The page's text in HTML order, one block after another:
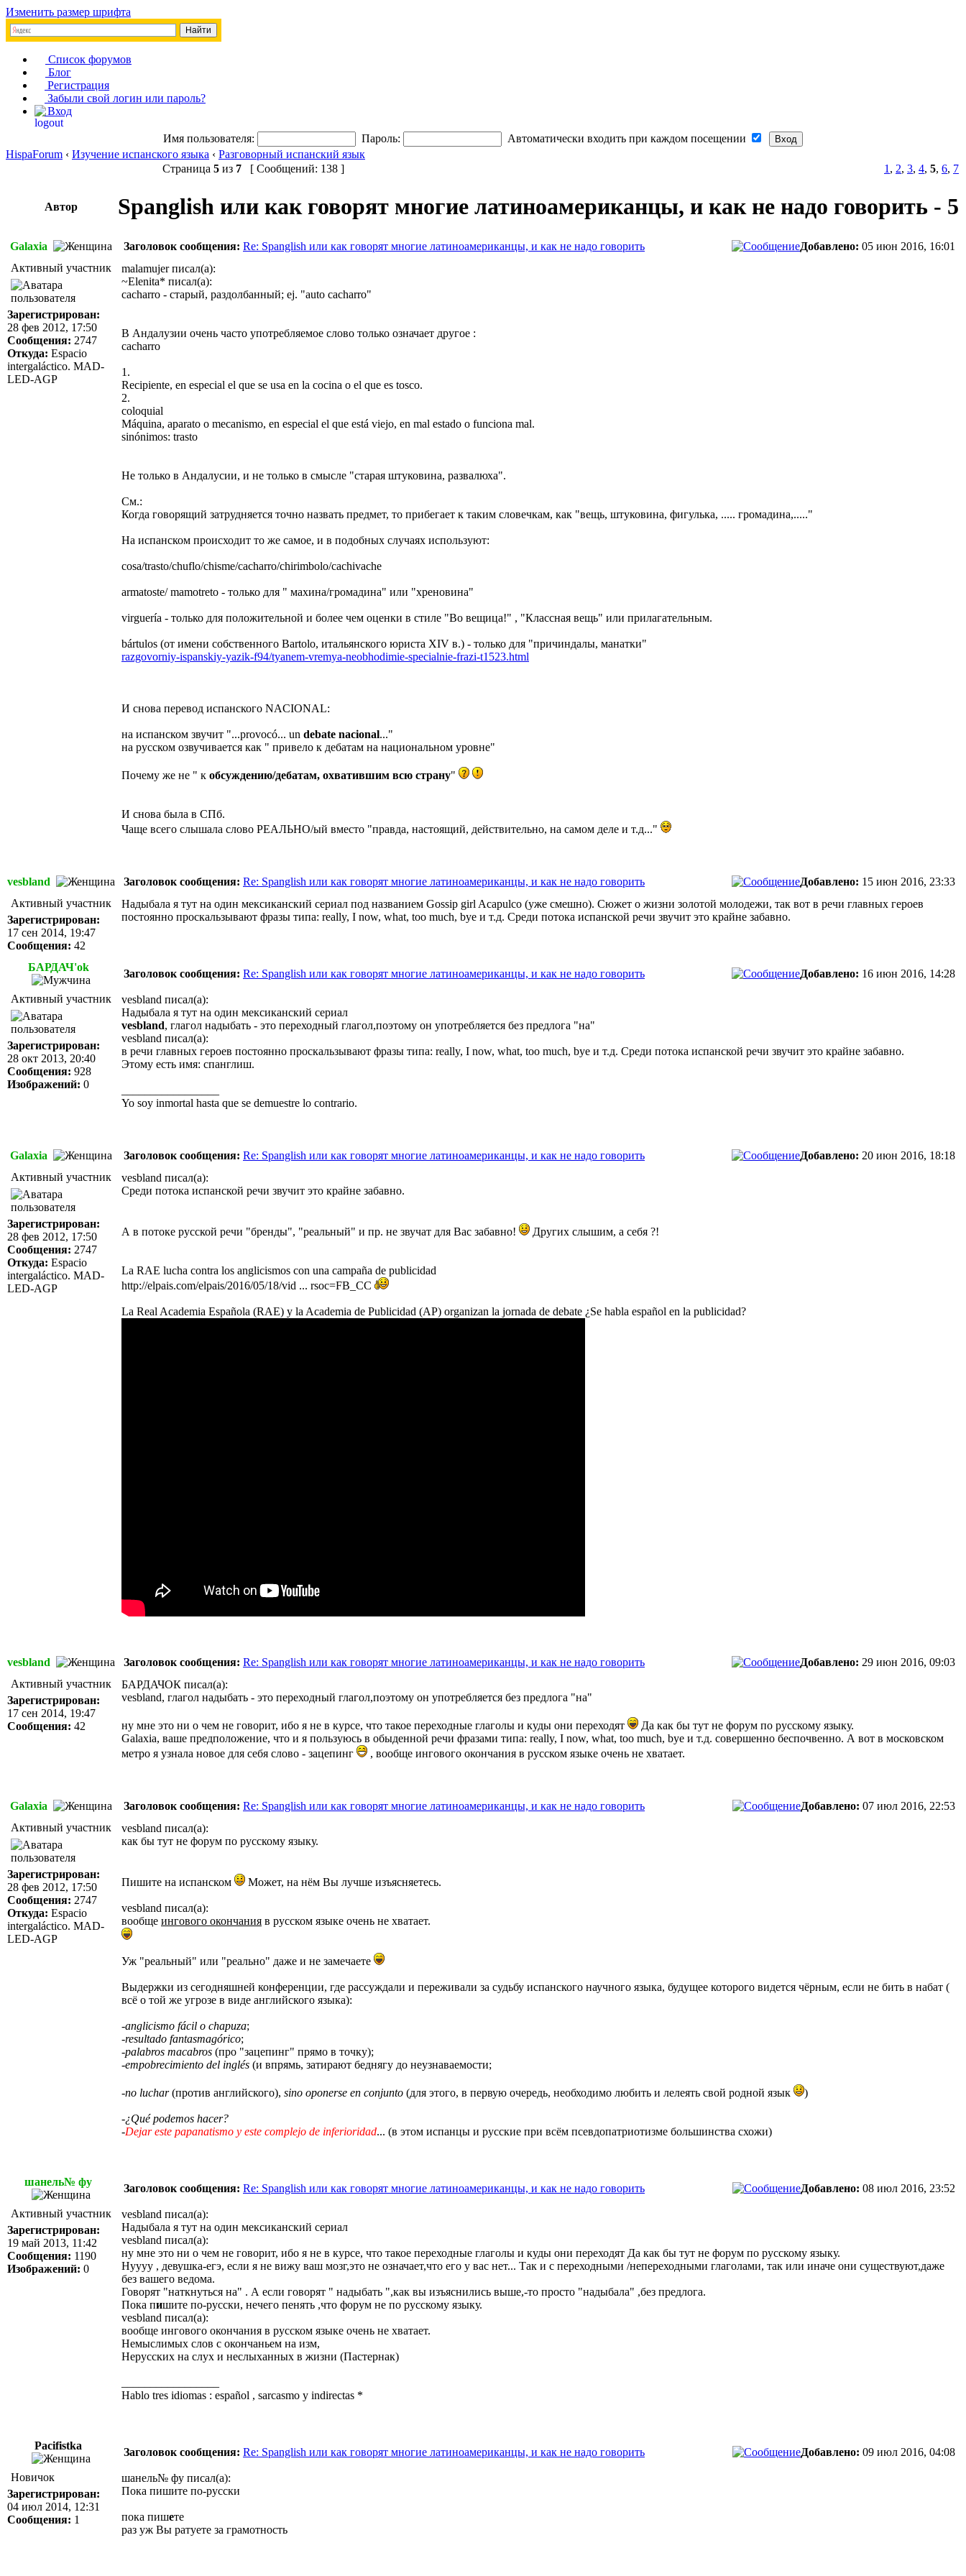
Изменить размер шрифта
Список форумов
Блог
Регистрация
Забыли свой логин или пароль?
Вход
Имя пользователя: Пароль:
Автоматически входить при каждом посещении
HispaForum ‹ Изучение испанского языка ‹ Разговорный испанский язык
Страница 5 из 7 [ Сообщений: 138 ] 1 , 2, 3, 4, 5, 6, 7
Автор Spanglish или как говорят многие латиноамериканцы, и как не надо говорить - 5
Galaxia Заголовок сообщения: Re: Spanglish или как говорят многие латиноамериканцы, и как не надо говорить Добавлено: 05 июн 2016, 16:01
Активный участник
Зарегистрирован:
28 фев 2012, 17:50
Сообщения: 2747
Откуда: Espacio
intergaláctico. MAD-
LED-AGP
malamujer писал(а):
~Elenita* писал(а):
cacharro - старый, раздолбанный; ej. "auto cacharro"
В Андалузии очень часто употребляемое слово только означает другое :
cacharro
1.
Recipiente, en especial el que se usa en la cocina o el que es tosco.
2.
coloquial
Máquina, aparato o mecanismo, en especial el que está viejo, en mal estado o funciona mal.
sinónimos: trasto
Не только в Андалусии, и не только в смысле "старая штуковина, развалюха".
См.:
Когда говорящий затрудняется точно назвать предмет, то прибегает к таким словечкам, как "вещь, штуковина, фигулька, ..... громадина,....."
На испанском происходит то же самое, и в подобных случаях используют:
cosa/trasto/chuflo/chisme/cacharro/chirimbolo/cachivache
armatoste/ mamotreto - только для " махина/громадина" или "хреновина"
virguería - только для положительной и более чем оценки в стиле "Во вещица!" , "Классная вещь" или прилагательным.
bártulos (от имени собственного Bartolo, итальянского юриста XIV в.) - только для "причиндалы, манатки"
razgovorniy-ispanskiy-yazik-f94/tyanem-vremya-neobhodimie-specialnie-frazi-t1523.html
И снова перевод испанского NACIONAL:
на испанском звучит "...provocó... un debate nacional..."
на русском озвучивается как " привело к дебатам на национальном уровне"
Почему же не " к обсуждению/дебатам, охватившим всю страну"
И снова была в СПб.
Чаще всего слышала слово РЕАЛЬНО/ый вместо "правда, настоящий, действительно, на самом деле и т.д..."
vesbland Заголовок сообщения: Re: Spanglish или как говорят многие латиноамериканцы, и как не надо говорить Добавлено: 15 июн 2016, 23:33
Активный участник
Зарегистрирован:
17 сен 2014, 19:47
Сообщения: 42
Надыбала я тут на один мексиканский сериал под названием Gossip girl Acapulco (уже смешно). Сюжет о жизни золотой молодежи, так вот в речи главных героев
постоянно проскальзывают фразы типа: really, I now, what, too much, bye и т.д. Среди потока испанской речи звучит это крайне забавно.
БАРДАЧ'ok
Заголовок сообщения: Re: Spanglish или как говорят многие латиноамериканцы, и как не надо говорить Добавлено: 16 июн 2016, 14:28
Активный участник
Зарегистрирован:
28 окт 2013, 20:40
Сообщения: 928
Изображений: 0
vesbland писал(а):
Надыбала я тут на один мексиканский сериал
vesbland, глагол надыбать - это переходный глагол,поэтому он употребляется без предлога "на"
vesbland писал(а):
в речи главных героев постоянно проскальзывают фразы типа: really, I now, what, too much, bye и т.д. Среди потока испанской речи звучит это крайне забавно.
Этому есть имя: спанглиш.
Yo soy inmortal hasta que se demuestre lo contrario.
Galaxia Заголовок сообщения: Re: Spanglish или как говорят многие латиноамериканцы, и как не надо говорить Добавлено: 20 июн 2016, 18:18
Активный участник
Зарегистрирован:
28 фев 2012, 17:50
Сообщения: 2747
Откуда: Espacio
intergaláctico. MAD-
LED-AGP
vesbland писал(а):
Среди потока испанской речи звучит это крайне забавно.
А в потоке русской речи "бренды", "реальный" и пр. не звучат для Вас забавно! Других слышим, а себя ?!
La RAE lucha contra los anglicismos con una campaña de publicidad
http://elpais.com/elpais/2016/05/18/vid ... rsoc=FB_CC
La Real Academia Española (RAE) y la Academia de Publicidad (AP) organizan la jornada de debate ¿Se habla español en la publicidad?
vesbland Заголовок сообщения: Re: Spanglish или как говорят многие латиноамериканцы, и как не надо говорить Добавлено: 29 июн 2016, 09:03
Активный участник
Зарегистрирован:
17 сен 2014, 19:47
Сообщения: 42
БАРДАЧОК писал(а):
vesbland, глагол надыбать - это переходный глагол,поэтому он употребляется без предлога "на"
ну мне это ни о чем не говорит, ибо я не в курсе, что такое переходные глаголы и куды они переходят
Да как бы тут не форум по русскому языку.
Galaxia, ваше предположение, что и я пользуюсь в обыденной речи фразами типа: really, I now, what, too much, bye и т.д. совершенно беспочвенно. А вот в московском
метро я узнала новое для себя слово - зацепинг
, вообще ингового окончания в русском языке очень не хватает.
Galaxia Заголовок сообщения: Re: Spanglish или как говорят многие латиноамериканцы, и как не надо говорить Добавлено: 07 июл 2016, 22:53
Активный участник
Зарегистрирован:
28 фев 2012, 17:50
Сообщения: 2747
Откуда: Espacio
intergaláctico. MAD-
LED-AGP
vesbland писал(а):
как бы тут не форум по русскому языку.
Пишите на испанском Может, на нём Вы лучше изъясняетесь.
vesbland писал(а):
вообще ингового окончания в русском языке очень не хватает.
Уж "реальный" или "реально" даже и не замечаете
Выдержки из сегодняшней конференции, где рассуждали и переживали за судьбу испанского научного языка, будущее которого видется чёрным, если не бить в набат (
всё о той же угрозе в виде английского языка):
-anglicismo fácil o chapuza;
-resultado fantasmagórico;
-palabros macabros (про "зацепинг" прямо в точку);
-empobrecimiento del inglés (и впрямь, затирают беднягу до неузнаваемости;
-no luchar(против английского), sino oponerse en conjunto (для этого, в первую очередь, необходимо любить и лелеять свой родной язык )
-¿Qué podemos hacer?
-Dejar este papanatismo y este complejo de inferioridad... (в этом испанцы и русские при всём псевдопатриотизме большинства схожи)
шанель№ фу
Заголовок сообщения: Re: Spanglish или как говорят многие латиноамериканцы, и как не надо говорить Добавлено: 08 июл 2016, 23:52
Активный участник
Зарегистрирован:
19 май 2013, 11:42
Сообщения: 1190
Изображений: 0
vesbland писал(а):
Надыбала я тут на один мексиканский сериал
vesbland писал(а):
ну мне это ни о чем не говорит, ибо я не в курсе, что такое переходные глаголы и куды они переходят Да как бы тут не форум по русскому языку.
Нуууу , девушка-егэ, если я не вижу ваш мозг,это не означает,что его у вас нет... Так и с переходными /непереходными глаголами, так или иначе они существуют,даже
без вашего ведома.
Говорят "наткнуться на" . А если говорят " надыбать ",как вы изъяснились выше,-то просто "надыбала" ,без предлога.
Пока пишите по-русски, нечего пенять ,что форум не по русскому языку.
vesbland писал(а):
вообще ингового окончания в русском языке очень не хватает.
Немыслимых слов с окончаньем на изм,
Нерусских на слух и неслыханных в жизни (Пастернак)
Hablo tres idiomas : español , sarcasmo y indirectas *
Pacifistka
Заголовок сообщения: Re: Spanglish или как говорят многие латиноамериканцы, и как не надо говорить Добавлено: 09 июл 2016, 04:08
Новичок
Зарегистрирован:
04 июл 2014, 12:31
Сообщения: 1
шанель№ фу писал(а):
Пока пишите по-русски
пока пишете
раз уж Вы ратуете за грамотность